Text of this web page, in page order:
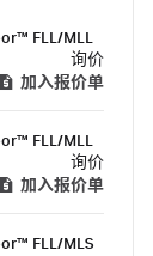
FLL/MLL
询价
加入报价单
FLL/MLL
询价
加入报价单
FLL/MLS